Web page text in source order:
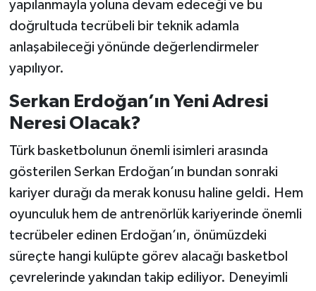
yapılanmayla yoluna devam edeceği ve bu
doğrultuda tecrübeli bir teknik adamla
anlaşabileceği yönünde değerlendirmeler
yapılıyor.
Serkan Erdoğan’ın Yeni Adresi
Neresi Olacak?
Türk basketbolunun önemli isimleri arasında
gösterilen Serkan Erdoğan’ın bundan sonraki
kariyer durağı da merak konusu haline geldi. Hem
oyunculuk hem de antrenörlük kariyerinde önemli
tecrübeler edinen Erdoğan’ın, önümüzdeki
süreçte hangi kulüpte görev alacağı basketbol
çevrelerinde yakından takip ediliyor. Deneyimli